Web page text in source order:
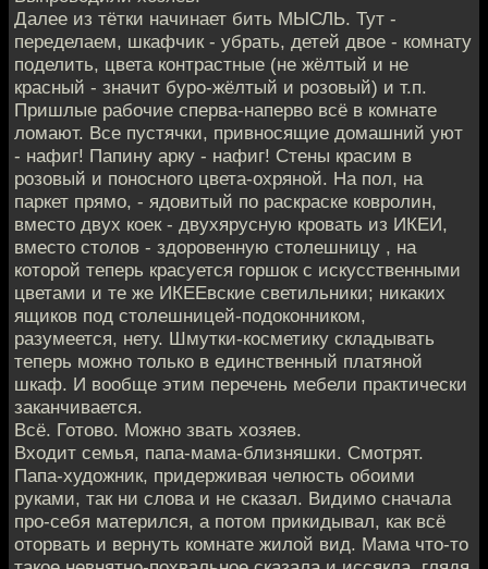
Далее из тётки начинает бить МЫСЛЬ. Тут -
переделаем, шкафчик - убрать, детей двое - комнату
поделить, цвета контрастные (не жёлтый и не
красный - значит буро-жёлтый и розовый) и т.п.
Пришлые рабочие сперва-наперво всё в комнате
ломают. Все пустячки, привносящие домашний уют
- нафиг! Папину арку - нафиг! Стены красим в
розовый и поносного цвета-охряной. На пол, на
паркет прямо, - ядовитый по раскраске ковролин,
вместо двух коек - двухярусную кровать из ИКЕИ,
вместо столов - здоровенную столешницу , на
которой теперь красуется горшок с искусственными
цветами и те же ИКЕЕвские светильники; никаких
ящиков под столешницей-подоконником,
разумеется, нету. Шмутки-косметику складывать
теперь можно только в единственный платяной
шкаф. И вообще этим перечень мебели практически
заканчивается.
Всё. Готово. Можно звать хозяев.
Входит семья, папа-мама-близняшки. Смотрят.
Папа-художник, придерживая челюсть обоими
руками, так ни слова и не сказал. Видимо сначала
про-себя матерился, а потом прикидывал, как всё
оторвать и вернуть комнате жилой вид. Мама что-то